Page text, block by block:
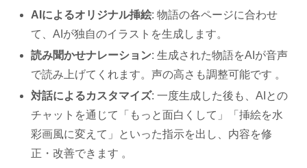
AIによるオリジナル挿絵: 物語の各ページに合わせ
て、AIが独自のイラストを生成します。
読み聞かせナレーション: 生成された物語をAIが音声
で読み上げてくれます。声の高さも調整可能です 。
対話によるカスタマイズ: 一度生成した後も、AIとの
チャットを通じて「もっと面白くして」「挿絵を水
彩画風に変えて」といった指示を出し、内容を修
正・改善できます 。